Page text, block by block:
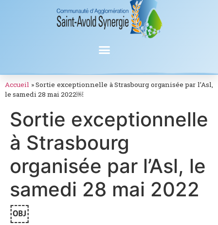
Accueil »Sortie exceptionnelle à Strasbourg organisée par l’Asl,
le samedi 28 mai 2022￼
Sortie exceptionnelle
à Strasbourg
organisée par l’Asl, le
samedi 28 mai 2022
￼